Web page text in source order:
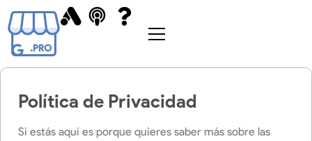
Abrir
menú
Política de Privacidad
Si estás aquí es porque quieres saber más sobre las